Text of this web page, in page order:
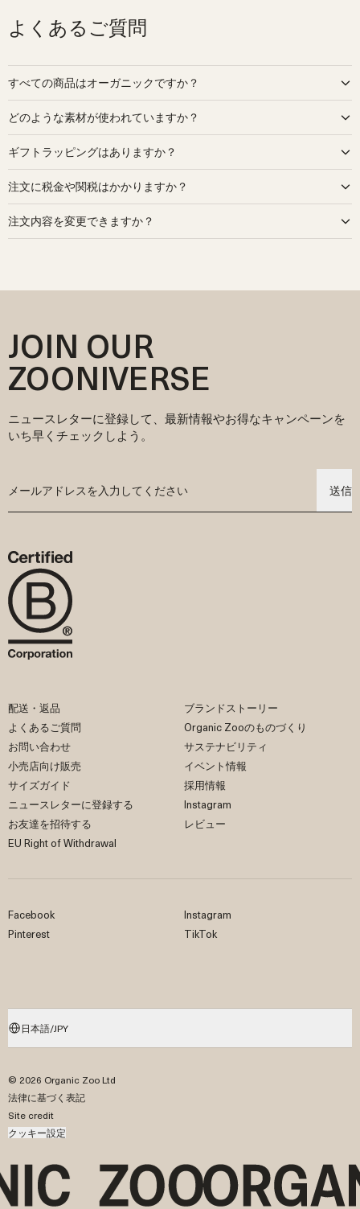
よくあるご質問
すべての商品はオーガニックですか？
Organic Zooでは、赤ちゃんのために優しいだけでなく、地球にも
優しいベビーウェアを作ることに深くコミットしています。私たち
のコットン製品は、認定オーガニックの**グローバル・オーガニッ
ク・テキスタイル・スタンダード（GOTS）**のコットン生産者お
よび製造業者からのみ調達しています。このコットンは、栽培から
生産に至るまで、最も高い環境的・社会的基準を満たしており、有
害な化学物質、農薬、または合成肥料を使用していないことが保証
されています。また、公正な労働慣行を重視しています。
私たちのバージンウール製品は、倫理的な動物管理と土地の管理を
せ、生物多様性を促進し、エコロジカルな影響を最小限に抑える農
細については、当社ウェブサイトの「Our Story」セクションをご覧
ください。そこでは、サプライチェーンに関する詳しい情報や、環
境に優しい生産に対する私たちのこだわり、そして赤ちゃんの肌に
も地球にも優しい衣料作りのために努力していることが紹介されて
どのような素材が使われていますか？
Organic Zooのオーガニックコットンは、赤ちゃんのお肌にも地球
にもやさしい、自然そのままの素材です。有害な農薬や合成肥料や
遺伝子組み換えの種は使わずに、丁寧に育てられています。だから
こそ、敏感なお肌にも安心してお使いいただけます。
ウールは、動物への思いやりと自然との共生を大切にしている農場
から届いたもの。環境に配慮した土地で、大切に育てられた羊たち
のウールを使用しています。心地よく通気性が良く、ずっと包まれ
が必要なときは環境に配慮した安全な染料を選んでいます。こうす
素材のこと、認証のこと、私たちのサステナブルな取り組みについ
てもっと詳しく知りたい方は、ウェブサイト内の「Explore」セクシ
ョンをご覧ください。赤ちゃんにもこれからの地球にもやさしいベ
ビーウェアを目指して、私たちの想いを込めてご紹介しています。
ギフトラッピングはありますか？
はい、承っております。商品を素敵なギフトバッグに入れてお届け
できます。ご注文手続きの際にギフトラッピングを選択してくださ
い。
注文に税金や関税はかかりますか？
イギリス、日本、EU、スイス、ノルウェー、オーストラリア、ニュ
ージーランド、クウェート、メキシコ、イスラエル、UAE、カター
ル、韓国、シンガポール、香港へのご注文は、すべての関税および
んだ価格表示ですが、現地の消費税はチェックアウト時に別途計算
ェックアウト時に表示されます。お住まいの国によっては、
DDP（関税込み配達）またはDDU（関税・税金別払い）を選択いた
だけます。
なお、DDUを選択された場合は、配達時に必要な関税および税金の
お支払いはお客様のご負担となります。お支払いが完了しない場
合、配送業者は荷物を引き渡さない場合がありますのでご注意くだ
さい。
注文内容を変更できますか？
ご注文に別の商品を追加したい場合は、商品を改めてご注文くださ
かじめご了承ください。
JOIN OUR
ZOONIVERSE
ニュースレターに登録して、最新情報やお得なキャンペーンを
いち早くチェックしよう。
送信
配送・返品
よくあるご質問
お問い合わせ
小売店向け販売
サイズガイド
ニュースレターに登録する
お友達を招待する
EU Right of Withdrawal
ブランドストーリー
Organic Zooのものづくり
サステナビリティ
イベント情報
採用情報
Instagram
レビュー
Facebook
Instagram
Pinterest
TikTok
© 2026 Organic Zoo Ltd
法律に基づく表記
Site credit
クッキー設定
日本語/JPY